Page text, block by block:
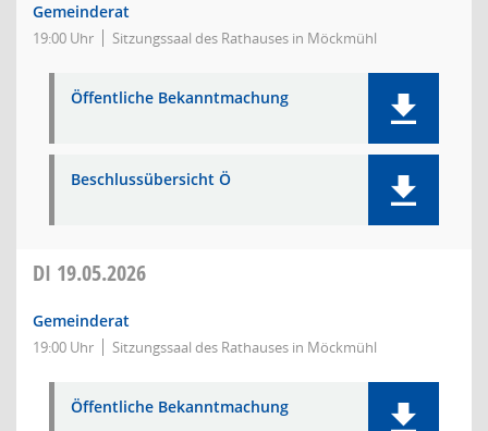
Gemeinderat
19:00 Uhr Sitzungssaal des Rathauses in Möckmühl
Öffentliche Bekanntmachung
Beschlussübersicht Ö
DI 19.05.2026
Gemeinderat
19:00 Uhr Sitzungssaal des Rathauses in Möckmühl
Öffentliche Bekanntmachung